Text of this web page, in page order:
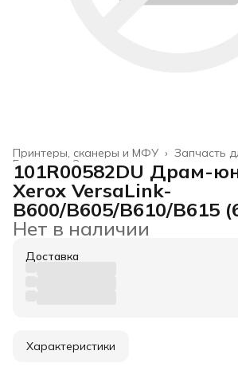
Запчасть
Принтеры, сканеры и МФУ ›
Электроника
Главная ›
101R00582DU Драм-
Xerox VersaLink-
B600/B605/B610/B615
Нет в наличии
Доставка
Характеристики